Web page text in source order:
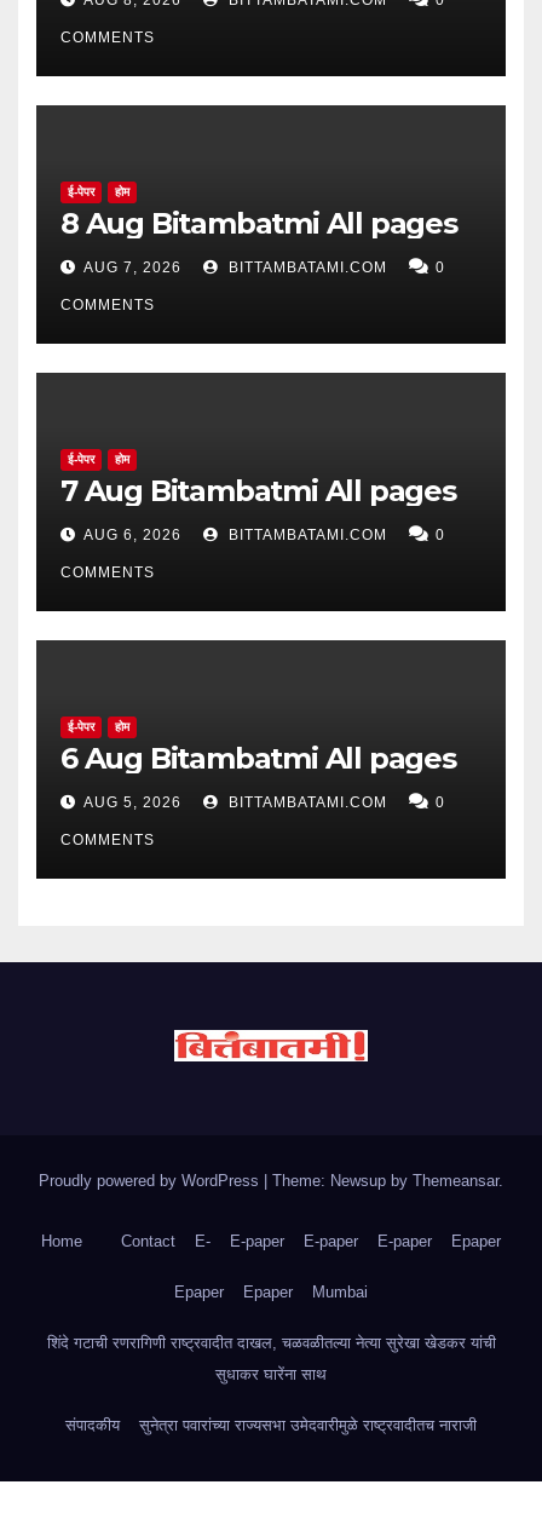
COMMENTS
ई-पेपर होम
8 Aug Bitambatmi All pages
AUG 7, 2026 BITTAMBATAMI.COM 0
COMMENTS
ई-पेपर होम
7 Aug Bitambatmi All pages
AUG 6, 2026 BITTAMBATAMI.COM 0
COMMENTS
ई-पेपर होम
6 Aug Bitambatmi All pages
AUG 5, 2026 BITTAMBATAMI.COM 0
COMMENTS
Proudly powered by WordPress Theme: Newsup by Themeansar.
Home Contact E- E-paper E-paper E-paper Epaper
Epaper Epaper Mumbai
शिंदे गटाची रणरागिणी राष्ट्रवादीत दाखल, चळवळीतल्या नेत्या सुरेखा खेडकर यांची
सुधाकर घारेंना साथ
संपादकीय सुनेत्रा पवारांच्या राज्यसभा उमेदवारीमुळे राष्ट्रवादीतच नाराजी